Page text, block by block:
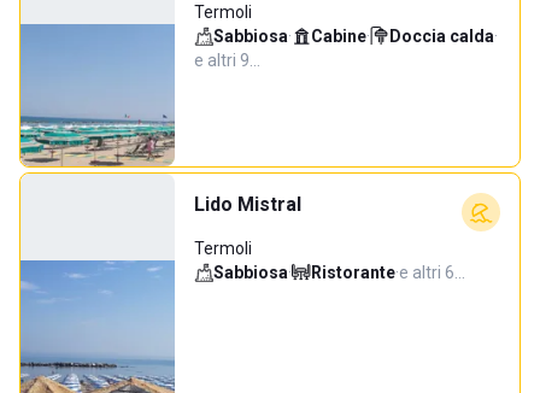
Termoli
Sabbiosa· Cabine· Doccia calda·
e altri 9…
Lido Mistral
Termoli
Sabbiosa· Ristorante·e altri 6…